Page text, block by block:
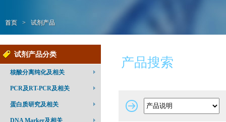
首页 > 试剂产品
试剂产品分类
核酸分离纯化及相关
PCR及RT-PCR及相关
蛋白质研究及相关
DNA Marker及相关
产品搜索